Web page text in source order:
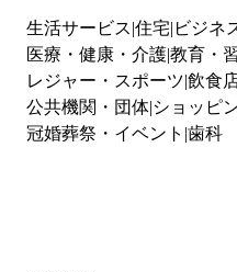
生活サービス 住宅 ビジネ
医療・健康・介護教育・
レジャー・スポーツ 飲食
公共機関・団体 ショッピ
冠婚葬祭・イベント 歯科